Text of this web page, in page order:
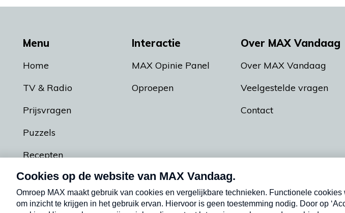
Menu
Home
TV & Radio
Prijsvragen
Puzzels
Recepten
Podcasts
Interactie
MAX Opinie Panel
Oproepen
Over MAX Vandaag
Over MAX Vandaag
Veelgestelde vragen
Contact